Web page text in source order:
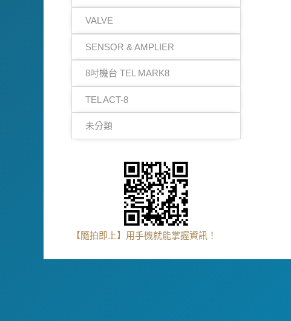
VALVE
SENSOR & AMPLIER
8吋機台 TEL MARK8
TEL ACT-8
未分類
【隨拍即上】用手機就能掌握資訊！